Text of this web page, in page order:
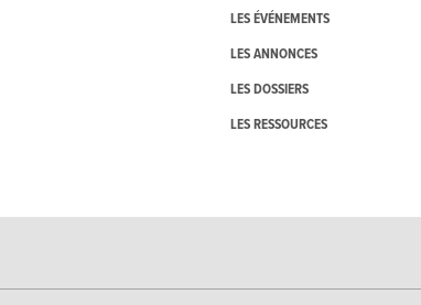
LES ÉVÉNEMENTS
LES ANNONCES
LES DOSSIERS
LES RESSOURCES